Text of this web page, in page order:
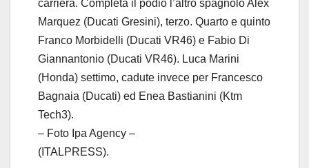
carriera. Completa il podio l’altro spagnolo Alex
Marquez (Ducati Gresini), terzo. Quarto e quinto
Franco Morbidelli (Ducati VR46) e Fabio Di
Giannantonio (Ducati VR46). Luca Marini
(Honda) settimo, cadute invece per Francesco
Bagnaia (Ducati) ed Enea Bastianini (Ktm
Tech3).
– Foto Ipa Agency –
(ITALPRESS).